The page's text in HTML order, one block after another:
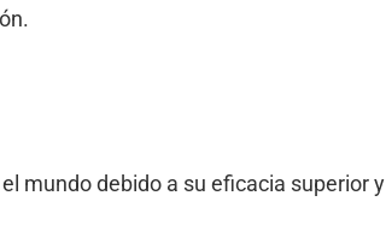
mundo debido a su eficacia superior y